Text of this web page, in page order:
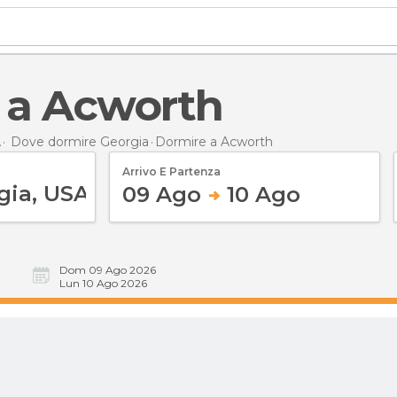
a Acworth
Dove dormire Georgia Dormire a Acworth
Arrivo E Partenza
09 Ago 10 Ago
Dom 09 Ago 2026
Lun 10 Ago 2026